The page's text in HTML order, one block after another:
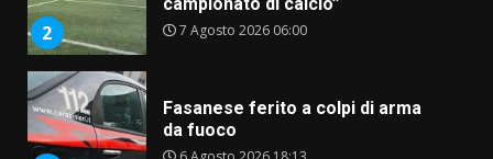
3
6 Agosto 2026 18:13
Carta d’identità: continua il piano
di aperture straordinarie del
Comune di Fasano